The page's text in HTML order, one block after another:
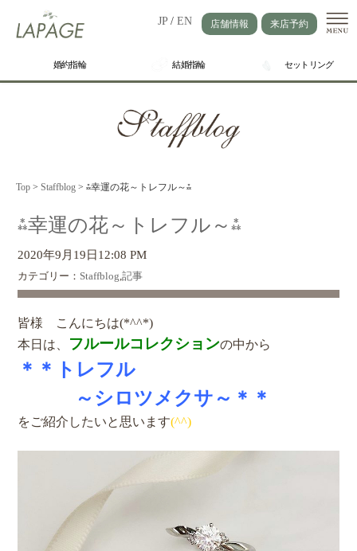
来店予約
店舗情報
JP / EN
婚約指輪 結婚指輪 セットリング
Top > Staffblog > ⁂幸運の花～トレフル～⁂
⁂幸運の花～トレフル～⁂
2020年9月19日12:08 PM
カテゴリー： Staffblog,記事
皆様 こんにちは(*^^*)
本日は、 フルールコレクションの中から
＊＊トレフル
～ シロツメクサ～＊＊
をご紹介したいと思います(^^)